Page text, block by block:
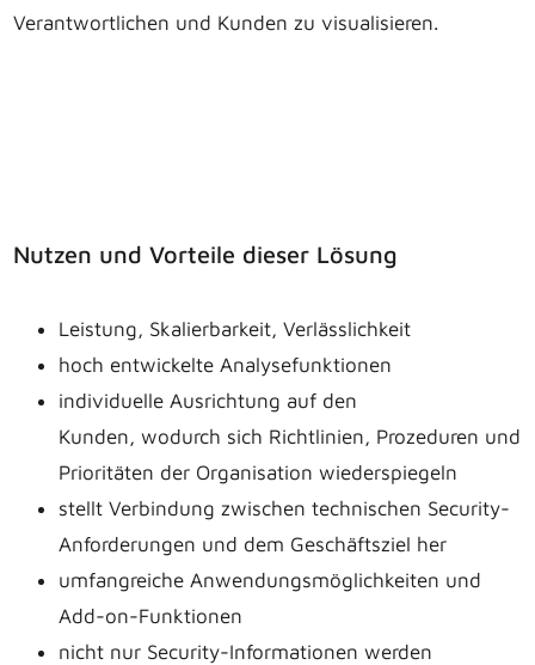
Verantwortlichen und Kunden zu visualisieren.
Nutzen und Vorteile dieser Lösung
Leistung, Skalierbarkeit, Verlässlichkeit
hoch entwickelte Analysefunktionen
individuelle Ausrichtung auf den
Kunden, wodurch sich Richtlinien, Prozeduren und
Prioritäten der Organisation wiederspiegeln
stellt Verbindung zwischen technischen Security-
Anforderungen und dem Geschäftsziel her
umfangreiche Anwendungsmöglichkeiten und
Add-on-Funktionen
nicht nur Security-Informationen werden